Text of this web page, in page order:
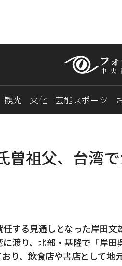
観光 文化 芸能スポーツ
曽祖父、台湾
する見通しとなった岸田文
渡り、北部・基隆で「岸田
り、飲食店や書店として地